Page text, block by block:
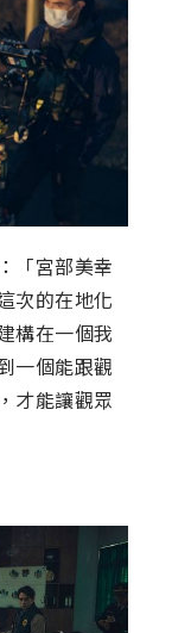
「宮部美幸
次的在地化
構在一個我
一個能跟觀
才能讓觀眾